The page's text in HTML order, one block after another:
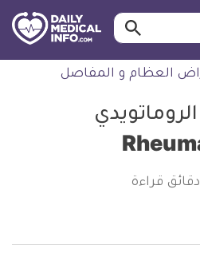
طبية
ابحث…
العظام و المفاصل
قراءة